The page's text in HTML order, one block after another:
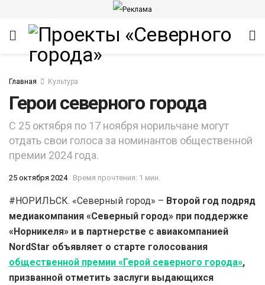
Главная Культура
Герои северного города
С 25 октября по 17 ноября норильчане могут
отдать свои голоса за номинантов общественной
премии 2024 года.
25 октября 2024 Время прочтения: 1 мин.
#НОРИЛЬСК. «Северный город» – Второй год подряд
медиакомпания «Северный город» при поддержке
«Норникеля» и в партнерстве с авиакомпанией
NordStar объявляет о старте голосования
общественной премии «Герой северного города»,
призванной отметить заслуги выдающихся